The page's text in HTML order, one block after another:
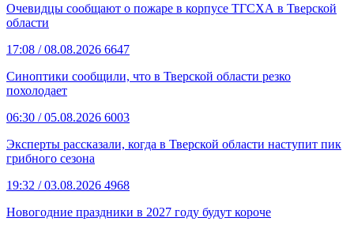
Очевидцы сообщают о пожаре в корпусе ТГСХА в Тверской
области
17:08 / 08.08.2026 6647
Синоптики сообщили, что в Тверской области резко
похолодает
06:30 / 05.08.2026 6003
Эксперты рассказали, когда в Тверской области наступит пик
грибного сезона
19:32 / 03.08.2026 4968
Новогодние праздники в 2027 году будут короче